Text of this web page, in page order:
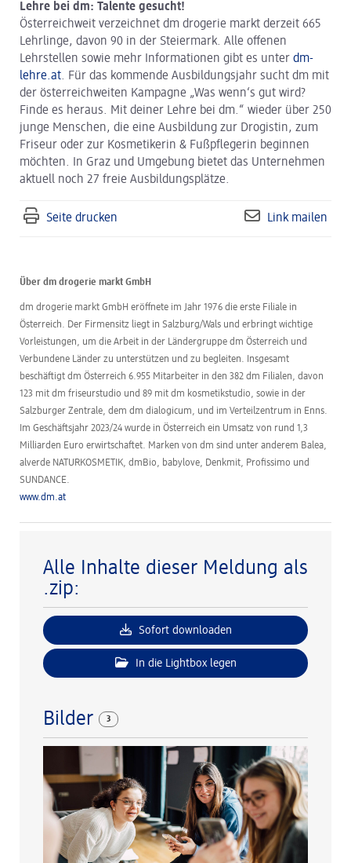
Lehre bei dm: Talente gesucht!
Österreichweit verzeichnet dm drogerie markt derzeit 665
Lehrlinge, davon 90 in der Steiermark. Alle offenen
Lehrstellen sowie mehr Informationen gibt es unter dm-
lehre.at. Für das kommende Ausbildungsjahr sucht dm mit
der österreichweiten Kampagne „Was wenn‘s gut wird?
Finde es heraus. Mit deiner Lehre bei dm.“ wieder über 250
junge Menschen, die eine Ausbildung zur Drogistin, zum
Friseur oder zur Kosmetikerin & Fußpflegerin beginnen
möchten. In Graz und Umgebung bietet das Unternehmen
aktuell noch 27 freie Ausbildungsplätze.
Seite drucken Link mailen
Über dm drogerie markt GmbH
dm drogerie markt GmbH eröffnete im Jahr 1976 die erste Filiale in
Österreich. Der Firmensitz liegt in Salzburg/Wals und erbringt wichtige
Vorleistungen, um die Arbeit in der Ländergruppe dm Österreich und
Verbundene Länder zu unterstützen und zu begleiten. Insgesamt
beschäftigt dm Österreich 6.955 Mitarbeiter in den 382 dm Filialen, davon
123 mit dm friseurstudio und 89 mit dm kosmetikstudio, sowie in der
Salzburger Zentrale, dem dm dialogicum, und im Verteilzentrum in Enns.
Im Geschäftsjahr 2023/24 wurde in Österreich ein Umsatz von rund 1,3
Milliarden Euro erwirtschaftet. Marken von dm sind unter anderem Balea,
alverde NATURKOSMETIK, dmBio, babylove, Denkmit, Profissimo und
SUNDANCE.
www.dm.at
Alle Inhalte dieser Meldung als
.zip:
Sofort downloaden
In die Lightbox legen
Bilder 3